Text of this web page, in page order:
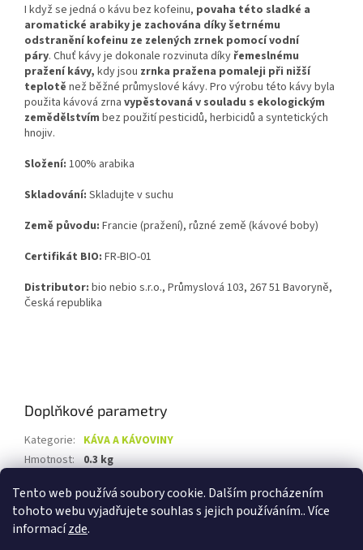
Tento web používá soubory cookie. Dalším procházením
tohoto webu vyjadřujete souhlas s jejich používáním.. Více
informacízde.
I když se jedná o kávu bez kofeinu, povaha této sladké a
aromatické arabiky je zachována díky šetrnému
odstranění kofeinu ze zelených zrnek pomocí vodní
páry. Chuť kávy je dokonale rozvinuta díky řemeslnému
pražení kávy, kdy jsou zrnka pražena pomaleji při nižší
teplotě než běžné průmyslové kávy. Pro výrobu této kávy byla
použita kávová zrna vypěstovaná v souladu s ekologickým
zemědělstvím bez použití pesticidů, herbicidů a syntetických
hnojiv.
Složení: 100% arabika
Skladování: Skladujte v suchu
Země původu: Francie (pražení), různé země (kávové boby)
Certifikát BIO: FR-BIO-01
Distributor: bio nebio s.r.o., Průmyslová 103, 267 51 Bavoryně,
Česká republika
Doplňkové parametry
Kategorie: KÁVA A KÁVOVINY
Hmotnost: 0.3 kg